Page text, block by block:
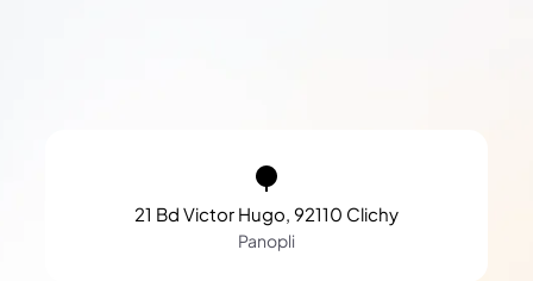
21 Bd Victor Hugo, 92110 Clichy
Panopli